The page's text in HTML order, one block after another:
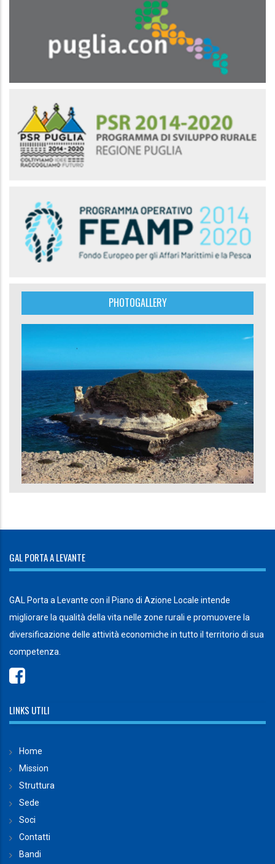
PHOTOGALLERY
GAL PORTA A LEVANTE
GAL Porta a Levante con il Piano di Azione Locale intende
migliorare la qualità della vita nelle zone rurali e promuovere la
diversificazione delle attività economiche in tutto il territorio di sua
competenza.
LINKS UTILI
Home
Mission
Struttura
Sede
Soci
Contatti
Bandi